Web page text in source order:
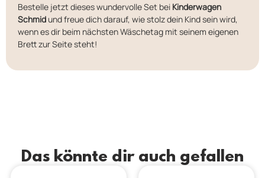
Bestelle jetzt dieses wundervolle Set bei Kinderwagen
Schmidund freue dich darauf, wie stolz dein Kind sein wird,
wenn es dir beim nächsten Wäschetag mit seinem eigenen
Brett zur Seite steht!
Das könnte dir auch gefallen